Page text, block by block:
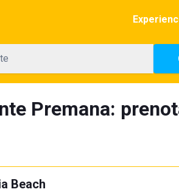
Premana:
Beach